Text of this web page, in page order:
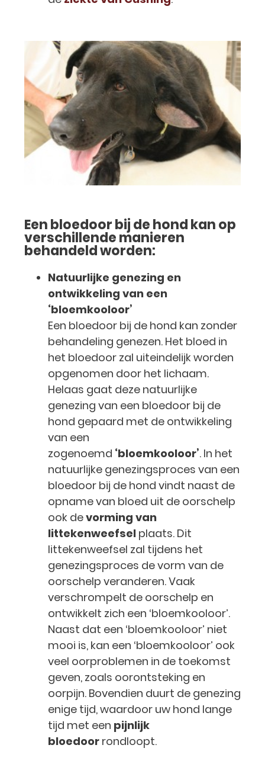
Een bloedoor bij de hond kan op
verschillende manieren
behandeld worden:
Natuurlijke genezing en
ontwikkeling van een
‘bloemkooloor’
Een bloedoor bij de hond kan zonder
behandeling genezen. Het bloed in
het bloedoor zal uiteindelijk worden
opgenomen door het lichaam.
Helaas gaat deze natuurlijke
genezing van een bloedoor bij de
hond gepaard met de ontwikkeling
van een
zogenoemd ‘bloemkooloor’. In het
natuurlijke genezingsproces van een
bloedoor bij de hond vindt naast de
opname van bloed uit de oorschelp
ook devorming van
littekenweefsel plaats. Dit
littekenweefsel zal tijdens het
genezingsproces de vorm van de
oorschelp veranderen. Vaak
verschrompelt de oorschelp en
ontwikkelt zich een ‘bloemkooloor’.
Naast dat een ‘bloemkooloor’ niet
mooi is, kan een ‘bloemkooloor’ ook
veel oorproblemen in de toekomst
geven, zoals oorontsteking en
oorpijn. Bovendien duurt de genezing
enige tijd, waardoor uw hond lange
tijd met een pijnlijk
bloedoor rondloopt.